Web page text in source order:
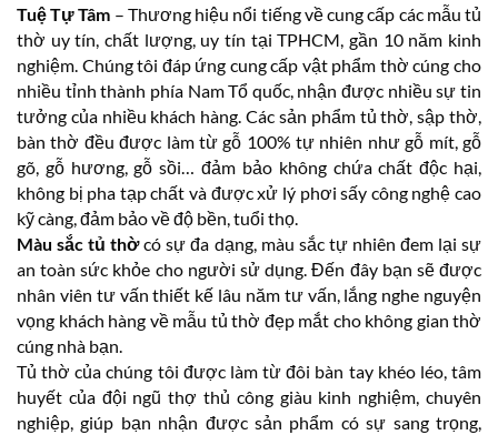
Tuệ Tự Tâm – Thương hiệu nổi tiếng về cung cấp các mẫu tủ
thờ uy tín, chất lượng, uy tín tại TPHCM, gần 10 năm kinh
nghiệm. Chúng tôi đáp ứng cung cấp vật phẩm thờ cúng cho
nhiều tỉnh thành phía Nam Tổ quốc, nhận được nhiều sự tin
tưởng của nhiều khách hàng. Các sản phẩm tủ thờ, sập thờ,
bàn thờ đều được làm từ gỗ 100% tự nhiên như gỗ mít, gỗ
gõ, gỗ hương, gỗ sồi… đảm bảo không chứa chất độc hại,
không bị pha tạp chất và được xử lý phơi sấy công nghệ cao
kỹ càng, đảm bảo về độ bền, tuổi thọ.
Màu sắc tủ thờcó sự đa dạng, màu sắc tự nhiên đem lại sự
an toàn sức khỏe cho người sử dụng. Đến đây bạn sẽ được
nhân viên tư vấn thiết kế lâu năm tư vấn, lắng nghe nguyện
vọng khách hàng về mẫu tủ thờ đẹp mắt cho không gian thờ
cúng nhà bạn.
Tủ thờ của chúng tôi được làm từ đôi bàn tay khéo léo, tâm
huyết của đội ngũ thợ thủ công giàu kinh nghiệm, chuyên
nghiệp, giúp bạn nhận được sản phẩm có sự sang trọng,